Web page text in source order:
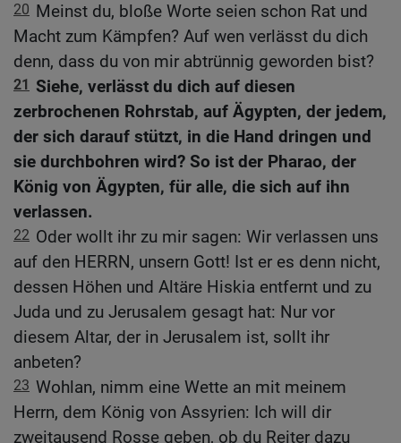
20 Meinst du, bloße Worte seien schon Rat und
Macht zum Kämpfen? Auf wen verlässt du dich
denn, dass du von mir abtrünnig geworden bist?
21 Siehe, verlässt du dich auf diesen
zerbrochenen Rohrstab, auf Ägypten, der jedem,
der sich darauf stützt, in die Hand dringen und
sie durchbohren wird? So ist der Pharao, der
König von Ägypten, für alle, die sich auf ihn
verlassen.
22 Oder wollt ihr zu mir sagen: Wir verlassen uns
auf den HERRN, unsern Gott! Ist er es denn nicht,
dessen Höhen und Altäre Hiskia entfernt und zu
Juda und zu Jerusalem gesagt hat: Nur vor
diesem Altar, der in Jerusalem ist, sollt ihr
anbeten?
23 Wohlan, nimm eine Wette an mit meinem
Herrn, dem König von Assyrien: Ich will dir
zweitausend Rosse geben, ob du Reiter dazu